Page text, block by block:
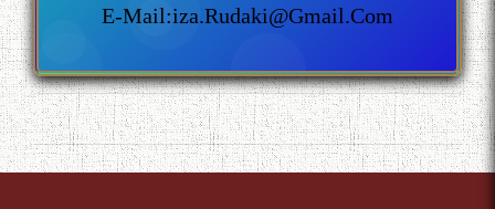
E-Mail:iza.rudaki@gmail.com